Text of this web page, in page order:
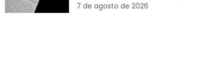
7 de agosto de 2026